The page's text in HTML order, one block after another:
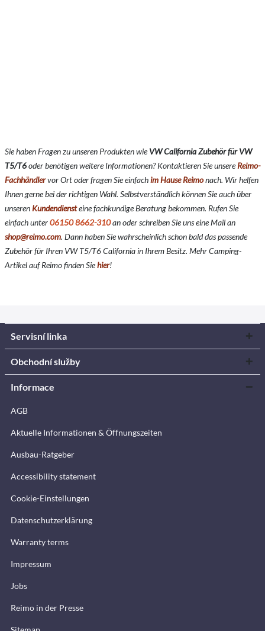
Sie haben Fragen zu unseren Produkten wieVW California Zubehör für VW
T5/T6oder benötigen weitere Informationen? Kontaktieren Sie unsereReimo-
Fachhändlervor Ort oder fragen Sie einfachim Hause Reimonach. Wir helfen
Ihnen gerne bei der richtigen Wahl. Selbstverständlich können Sie auch über
unseren Kundendiensteine fachkundige Beratung bekommen. Rufen Sie
einfach unter06150 8662-310an oder schreiben Sie uns eine Mail an
shop@reimo.com. Dann haben Sie wahrscheinlich schon bald das passende
Zubehör für Ihren VW T5/T6 California in Ihrem Besitz. Mehr Camping-
Artikel auf Reimo finden Siehier!
Servisní linka
Obchodní služby
Informace
AGB
Aktuelle Informationen & Öffnungszeiten
Ausbau-Ratgeber
Accessibility statement
Cookie-Einstellungen
Datenschutzerklärung
Warranty terms
Impressum
Jobs
Reimo in der Presse